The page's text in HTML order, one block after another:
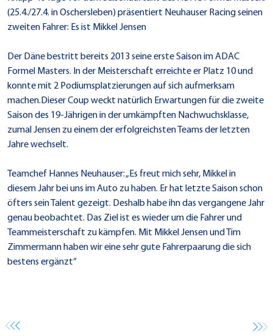
(25.4./27.4. in Oschersleben) präsentiert Neuhauser Racing seinen
zweiten Fahrer: Es ist Mikkel Jensen
Der Däne bestritt bereits 2013 seine erste Saison im ADAC
Formel Masters. In der Meisterschaft erreichte er Platz 10 und
konnte mit 2 Podiumsplatzierungen auf sich aufmerksam
machen.Dieser Coup weckt natürlich Erwartungen für die zweite
Saison des 19-Jährigen in der umkämpften Nachwuchsklasse,
zumal Jensen zu einem der erfolgreichsten Teams der letzten
Jahre wechselt.
Teamchef Hannes Neuhauser: „Es freut mich sehr, Mikkel in
diesem Jahr bei uns im Auto zu haben. Er hat letzte Saison schon
öfters sein Talent gezeigt. Deshalb habe ihn das vergangene Jahr
genau beobachtet. Das Ziel ist es wieder um die Fahrer und
Teammeisterschaft zu kämpfen. Mit Mikkel Jensen und Tim
Zimmermann haben wir eine sehr gute Fahrerpaarung die sich
bestens ergänzt“